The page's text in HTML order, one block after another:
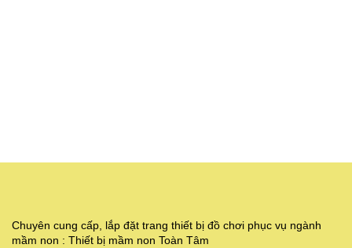
Chuyên cung cấp, lắp đặt trang thiết bị đồ chơi phục vụ ngành
mầm non : Thiết bị mầm non Toàn Tâm